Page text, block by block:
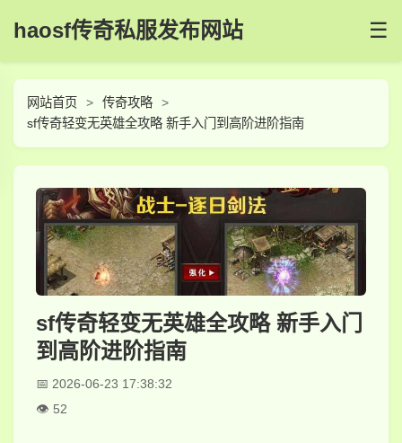
haosf传奇私服发布网站 ☰
网站首页
传奇攻略
sf传奇轻变无英雄全攻略 新手入门到高阶进阶指南
sf传奇轻变无英雄全攻略 新手入门
到高阶进阶指南
2026-06-23 17:38:32
52